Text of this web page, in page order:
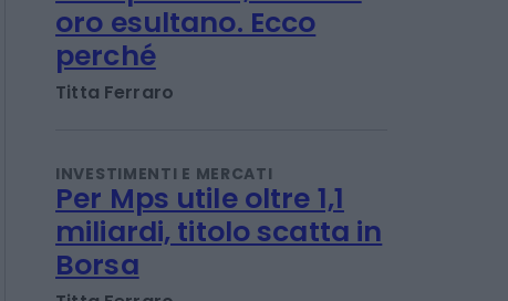
INVESTIMENTI E MERCATI
Giù a sorpresa gli
occupati Usa, Borse e
Titta Ferraro
INVESTIMENTI E MERCATI